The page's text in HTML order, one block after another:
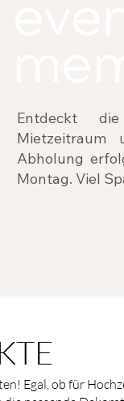
Entdeckt
Mietzeitraum
Abholung
Montag. Viel
Egal, ob für